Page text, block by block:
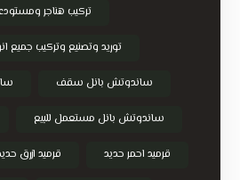
تركيب هناجر
توريد وتصنيع وتركيب جميع
ساندوتش بانل سقف
ساندوتش بانل مستعمل للبيع
قرميد احمر حديد قرميد ازرق